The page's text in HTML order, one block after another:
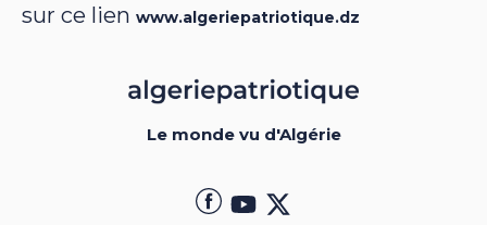
sur ce lien www.algeriepatriotique.dz
Le monde vu d'Algérie